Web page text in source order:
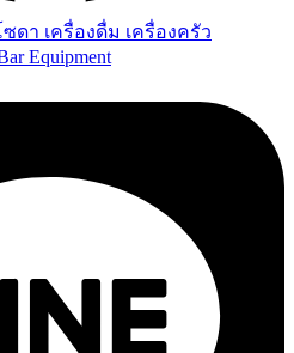
ดา เครื่องดื่ม เครื่องครัว
Equipment